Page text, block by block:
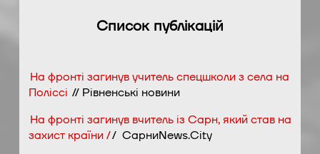
Список публікацій
На фронті загинув учитель спецшколи з села на
Поліссі // Рівненські новини
На фронті загинув вчитель із Сарн, який став на
захист країни // СарниNews.City